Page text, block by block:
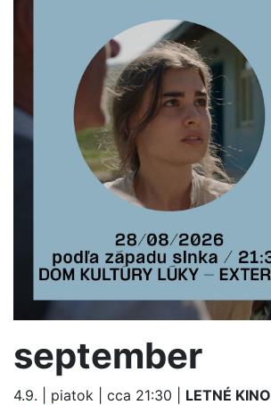
september
4.9. | piatok | cca 21:30 | LETNÉ KINO